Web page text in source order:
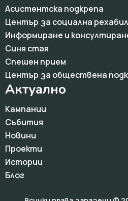
Асистентска подкрепа
Център за социална
Информиране и
Синя стая
Спешен прием
Център за обществена
Актуално
Кампании
Събития
Новини
Проекти
Истории
Блог